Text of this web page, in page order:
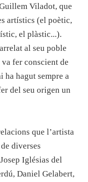
Viladot, que
artístics (el poètic,
el plàstic...).
al seu poble
fer conscient de
ha hagut sempre a
del seu origen un
que l’artista
diverses
Iglésias del
Daniel Gelabert,